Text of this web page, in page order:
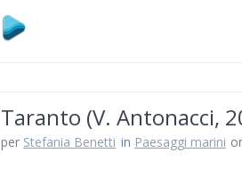
Taranto (V. Antonacci,
per Stefania Benetti in Paesaggi marini